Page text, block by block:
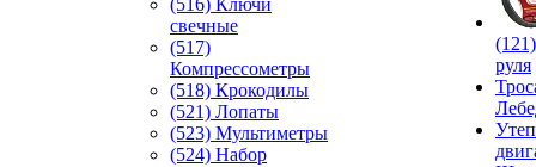
(516) Ключи
свечные
(517)
Компрессометры
(518) Крокодилы
(521) Лопаты
(523) Мультиметры
(524) Набор
руля